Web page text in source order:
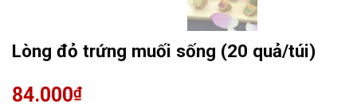
Lòng đỏ trứng muối sống (20 quả/túi)
84.000₫